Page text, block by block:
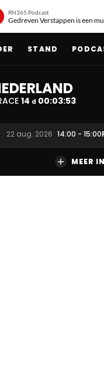
RN365 Podcast
Gedreven Verstappen is een
STAND
14 d 00:03:52
22 aug. 2026 14:00 - 15:00
MEER